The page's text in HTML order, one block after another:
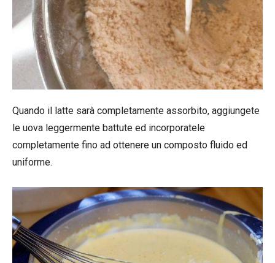
Quando il latte sarà completamente assorbito, aggiungete
le uova leggermente battute ed incorporatele
completamente fino ad ottenere un composto fluido ed
uniforme.